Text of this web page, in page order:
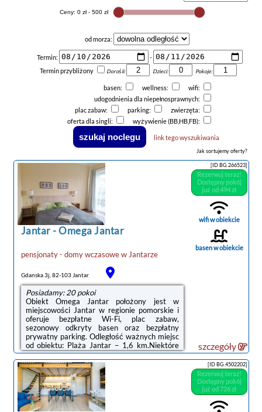
od morza:
Termin:
-
Termin przybliżony
Dorośli: Dzieci: Pokoje:
basen: wellness:
wifi:
udogodnienia dla niepełnosprawnych:
plac zabaw:
parking:
zwierzęta:
oferta dla singli:
wyżywienie (BB,HB,FB):
link tego wyszukiwania
Jak sortujemy oferty?
Jantar-Omega Jantar
pensjonaty - domy wczasowew Jantarze
Gdanska 3j, 82-103 Jantar
Posiadamy: 20 pokoi
Obiekt Omega Jantar położony jest w
miejscowości Jantar w regionie pomorskie i
oferuje bezpłatne Wi-Fi, plac zabaw,
sezonowy odkryty basen oraz bezpłatny
prywatny parking. Odległość ważnych miejsc
od obiektu: Plaża Jantar – 1,6 km.Niektóre
opcje zakwaterowania mają taras lub balkon z
widokiem na basen lub widokiem na ogród.Na
terenie obiektu Omega Jantar dostępny jest
sprzęt do grillowania i ogród.Odległość
ważnych miejsc od obiektu: Centralne
Muzeum Morskie – 39 km, Polska
Filharmonia Bałtycka – 39 km. Lotnisko
[ID BG.266523]
Rezerwuj teraz!
Dostępny pokój
już od 494 zł
wifi w obiekcie
basen w obiekcie
szczegóły
[ID BG.4502202]
Rezerwuj teraz!
Dostępny pokój
już od 726 zł